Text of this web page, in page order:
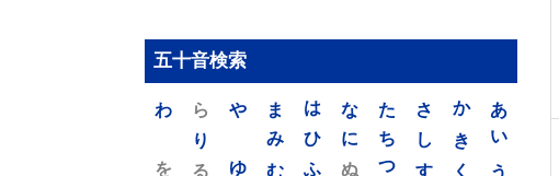
五十音検索
あ
い
う
か
き
く
さ
し
す
た
ち
つ
な
に
ぬ
は
ひ
ふ
ま
み
む
や
ゆ
ら
り
る
わ
を